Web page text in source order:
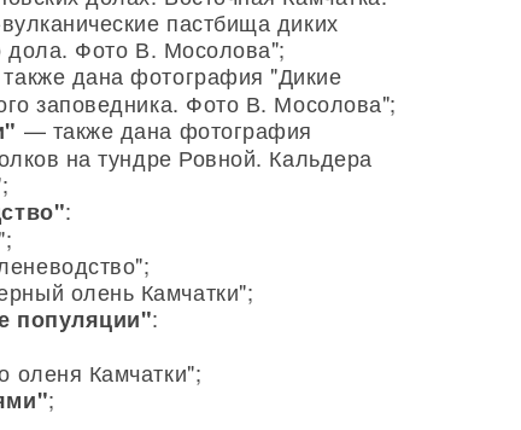
пастбища диких
дола. Фото В. Мосолова";
дана фотография "Дикие
заповедника. Фото В. Мосолова";
— также дана фотография
на тундре Ровной. Кальдера
:
олень Камчатки";
популяции":
оленя Камчатки";
;